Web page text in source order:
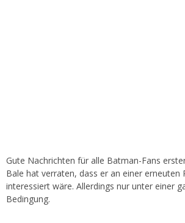
Gute Nachrichten für alle Batman-Fans
Bale hat verraten, dass er an einer erneuten
interessiert wäre. Allerdings nur unter einer
Bedingung.